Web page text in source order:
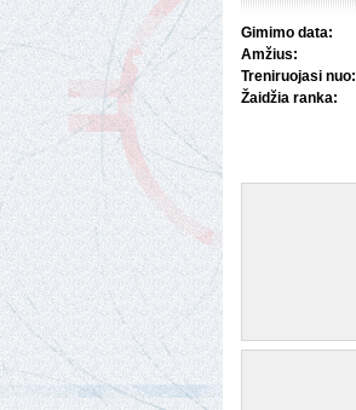
Gimimo data:
Amžius:
Treniruojasi nuo:
Žaidžia ranka: